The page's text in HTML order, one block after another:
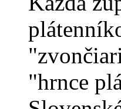
"hrnce